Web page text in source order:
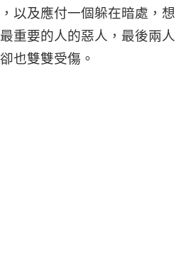
以及應付一個躲在暗處，想
重要的人的惡人，最後兩人
也雙雙受傷。